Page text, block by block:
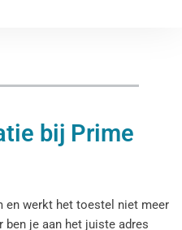
bij Prime
en werkt het toestel niet meer
ben je aan het juiste adres